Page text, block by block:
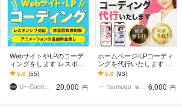
WebサイトやLPのコーデ
ィングをします レスポン
シブ・アニメーション込
み！WordPress対応可
5.0 (55)
UーCode｜Webコーダー
20,000 円
ホームページ/LPコーディ
ングを代行いたします Wo
rdPress対応もお任せ｜コ
ーディング代行！
5.0 (93)
tsumugu_web制作 6,000 円